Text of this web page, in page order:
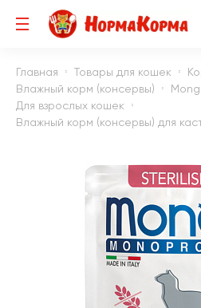
Главная Товары для кошек
Влажный корм (консервы)
Для взрослых кошек
Влажный корм (консервы) для